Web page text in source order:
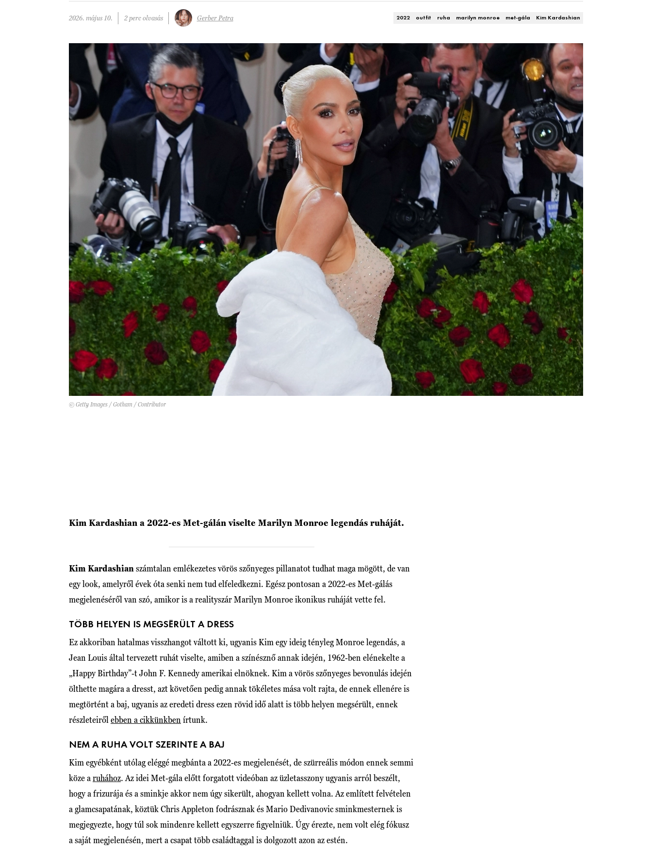
2026. május 10. 2 perc olvasás Gerber Petra 2022 outfit ruha marilyn monroe met-gála Kim Kardashian
© Getty Images / Gotham / Contributor
Kim Kardashian a 2022-es Met-gálán viselte Marilyn Monroe legendás ruháját.
Kim Kardashian számtalan emlékezetes vörös szőnyeges pillanatot tudhat maga mögött, de van
egy look, amelyről évek óta senki nem tud elfeledkezni. Egész pontosan a 2022-es Met-gálás
megjelenéséről van szó, amikor is a realityszár Marilyn Monroe ikonikus ruháját vette fel.
TÖBB HELYEN IS MEGSÉRÜLT A DRESS
Ez akkoriban hatalmas visszhangot váltott ki, ugyanis Kim egy ideig tényleg Monroe legendás, a
Jean Louis által tervezett ruhát viselte, amiben a színésznő annak idején, 1962-ben elénekelte a
„Happy Birthday”-t John F. Kennedy amerikai elnöknek. Kim a vörös szőnyeges bevonulás idején
ölthette magára a dresst, azt követően pedig annak tökéletes mása volt rajta, de ennek ellenére is
megtörtént a baj, ugyanis az eredeti dress ezen rövid idő alatt is több helyen megsérült, ennek
részleteiről ebben a cikkünkben írtunk.
NEM A RUHA VOLT SZERINTE A BAJ
Kim egyébként utólag eléggé megbánta a 2022-es megjelenését, de szürreális módon ennek semmi
köze a ruhához. Az idei Met-gála előtt forgatott videóban az üzletasszony ugyanis arról beszélt,
hogy a frizurája és a sminkje akkor nem úgy sikerült, ahogyan kellett volna. Az említett felvételen
a glamcsapatának, köztük Chris Appleton fodrásznak és Mario Dedivanovic sminkmesternek is
megjegyezte, hogy túl sok mindenre kellett egyszerre figyelniük. Úgy érezte, nem volt elég fókusz
a saját megjelenésén, mert a csapat több családtaggal is dolgozott azon az estén.